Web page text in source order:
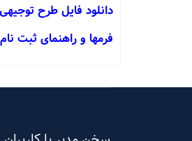
دانلود فایل طرح
فرمها و راهنمای ثبت نام